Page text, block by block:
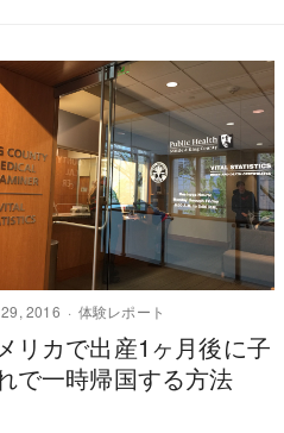
2016 体験レポート
リカで出産1ヶ月後に子
で一時帰国する方法